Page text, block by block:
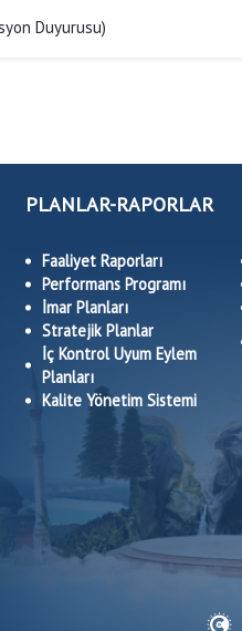
Duyurusu)
PLANLAR-RAPORLAR
Faaliyet Raporları
Performans Programı
İmar Planları
Stratejik Planlar
İç Kontrol Uyum Eylem
Planları
Kalite Yönetim Sistemi